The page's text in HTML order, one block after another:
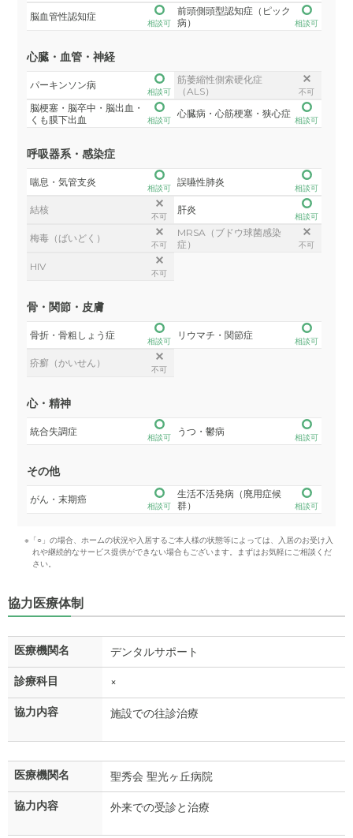
脳血管性認知症
相談可
前頭側頭型認知症（ピック
病）
相談可
心臓・血管・神経
パーキンソン病
相談可
筋萎縮性側索硬化症
（ALS）
不可
脳梗塞・脳卒中・脳出血・
くも膜下出血
相談可
心臓病・心筋梗塞・狭心症
相談可
呼吸器系・感染症
喘息・気管支炎
相談可
誤嚥性肺炎
相談可
結核
不可
肝炎
相談可
梅毒（ばいどく）
不可
MRSA（ブドウ球菌感染
症）
不可
HIV
不可
骨・関節・皮膚
骨折・骨粗しょう症
相談可
リウマチ・関節症
相談可
疥癬（かいせん）
不可
心・精神
統合失調症
相談可
うつ・鬱病
相談可
その他
がん・末期癌
相談可
生活不活発病（廃用症候
群）
相談可
※「○」の場合、ホームの状況や入居するご本人様の状態等によっては、入居のお受け入
れや継続的なサービス提供ができない場合もございます。まずはお気軽にご相談くだ
さい。
協力医療体制
医療機関名 デンタルサポート
診療科目 ×
協力内容 施設での往診治療
医療機関名 聖秀会 聖光ヶ丘病院
協力内容 外来での受診と治療